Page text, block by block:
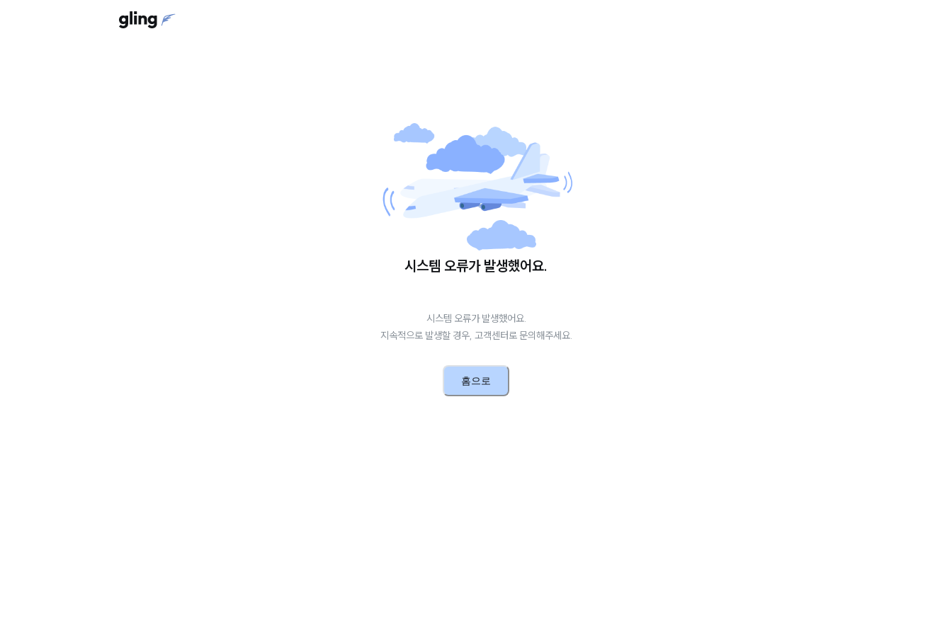
시스템 오류가 발생했어요.
시스템 오류가 발생했어요.
지속적으로 발생할 경우, 고객센터로 문의해주세요.
홈으로